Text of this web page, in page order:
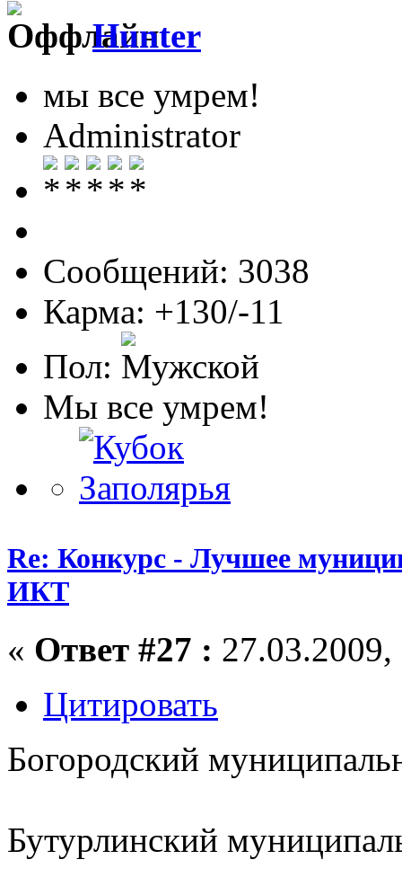
Hunter
мы все умрем!
Administrator
Сообщений: 3038
Карма: +130/-11
Пол:
Мы все умрем!
Re: Конкурс - Лучшее
ИКТ
« Ответ #27 :
Цитировать
Богородский
Бутурлинский